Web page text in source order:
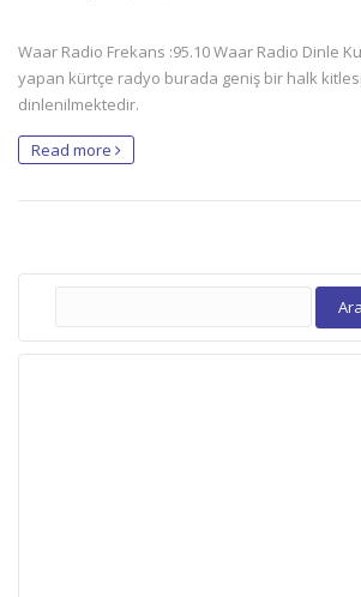
Waar Radio Frekans :95.10 Waar Radio Dinle
yapan kürtçe radyo burada geniş bir halk
dinlenilmektedir.
Read more
Arama: